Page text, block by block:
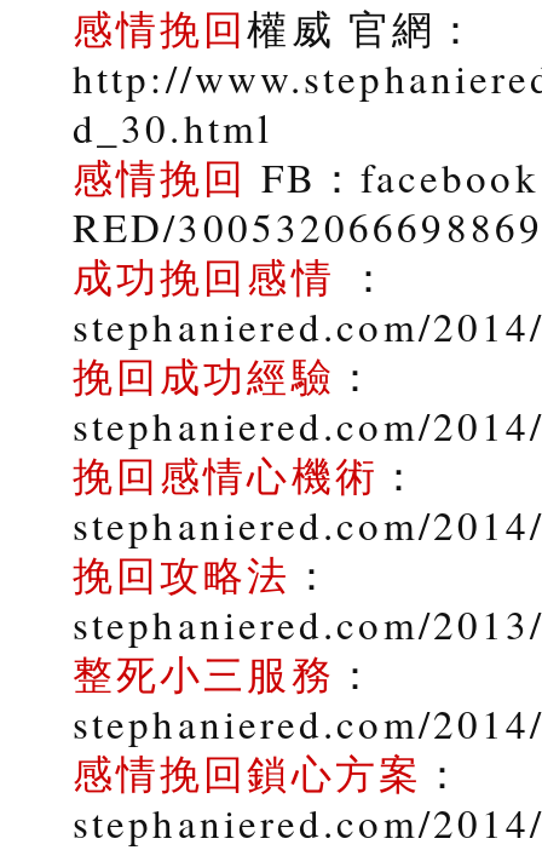
感情挽回權威 官網：
http://
d_30.html
感情挽回 FB：
RED/300532066698869
成功挽回感情 ：
stephaniered.com/
挽回成功經驗 ：
stephaniered.com/
挽回感情心機術 ：
stephaniered.com/
挽回攻略法 ：
stephaniered.com/
整死小三服務 ：
stephaniered.com/
感情挽回鎖心方案 ：
stephaniered.com/